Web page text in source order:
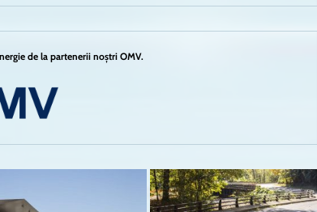
de la partenerii noștri OMV.